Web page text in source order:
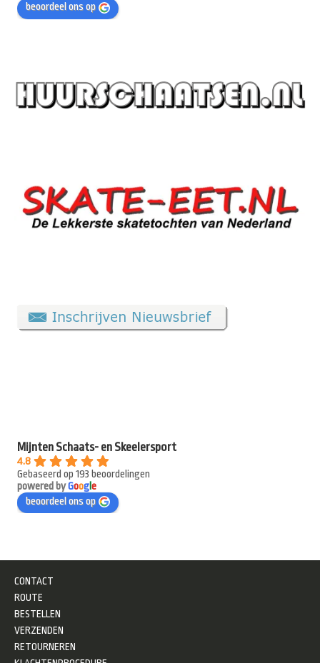
beoordeel ons op
Mijnten Schaats- en Skeelersport
4.8
Gebaseerd op 193 beoordelingen
powered byGooge
beoordeel ons op
CONTACT
ROUTE
BESTELLEN
VERZENDEN
RETOURNEREN